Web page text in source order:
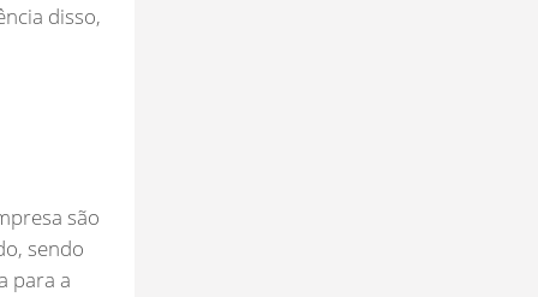
disso,
são
sendo
para a